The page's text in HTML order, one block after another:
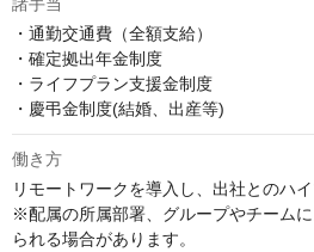
・通勤交通費（全額支給）
・確定拠出年金制度
・ライフプラン支援金制度
・慶弔金制度(結婚、出産等)
働き方
リモートワークを導入し、出社とのハ
※配属の所属部署、グループやチーム
られる場合があります。